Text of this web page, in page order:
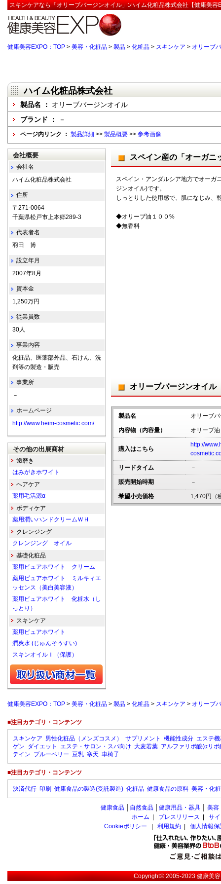
スキンケアなら「オリーブバージンオイル」:ハイム化粧品株式会社【健康美容
健康美容EXPO：TOP > 美容・化粧品 > 製品 > 化粧品 > スキンケア > オリーブ
ハイム化粧品株式会社
製品名 ： オリーブバージンオイル
ブランド ：
－
ページ内リンク ： 製品詳細 >> 製品概要 >> 参考画像
スペイン産の「オーガニ
スペイン・アンダルシア地方でオーガ
ジンオイル)です。
しっとりした使用感で、肌になじみ、
◆オリーブ油１００%
◆無香料
オリーブバージンオイ
製品名 オリーブ
内容物（内容量） オリー
購入はこちら
http://
リードタイム －
販売開始時期 －
希望小売価格 1,470円（
会社概要
会社名
ハイム化粧品株式会社
住所
〒271-0064
千葉県松戸市上本郷289-3
代表者名
羽田 博
設立年月
2007年8月
資本金
1,250万円
従業員数
30人
事業内容
化粧品、医薬部外品、石けん、洗
剤等の製造・販売
事業所
－
ホームページ
http://www.heim-cosmetic.com/
その他の出展商材
歯磨き
はみがきホワイト
ヘアケア
薬用毛活源α
ボディケア
薬用潤いハンドクリームＷＨ
クレンジング
クレンジング オイル
基礎化粧品
薬用ピュアホワイト クリーム
薬用ピュアホワイト ミルキィエ
ッセンス（美白美容液）
薬用ピュアホワイト 化粧水（し
っとり）
スキンケア
薬用ピュアホワイト
潤爽水 (じゅんそうすい)
スキンオイルＩ（保護）
健康美容EXPO：TOP > 美容・化粧品 > 製品 > 化粧品 > スキンケア > オリーブ
■注目カテゴリ・コンテンツ
スキンケア 男性化粧品（メンズコスメ） サプリメント 機能性成分 エステ
ゲン ダイエット エステ・サロン・スパ向け 大麦若葉 アルファリポ酸(αリポ
テイン ブルーベリー 豆乳 寒天 車椅子
■注目カテゴリ・コンテンツ
決済代行 印刷 健康食品の製造(受託製造) 化粧品 健康食品の原料 美容・化
健康食品 自然食品 健康用品・器具 美容
ホーム
プレスリリース
サ
Cookieポリシー
利用規約 個人情報
Copyright© 2005-2023健康美